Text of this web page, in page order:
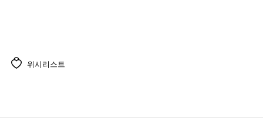
위시리스트